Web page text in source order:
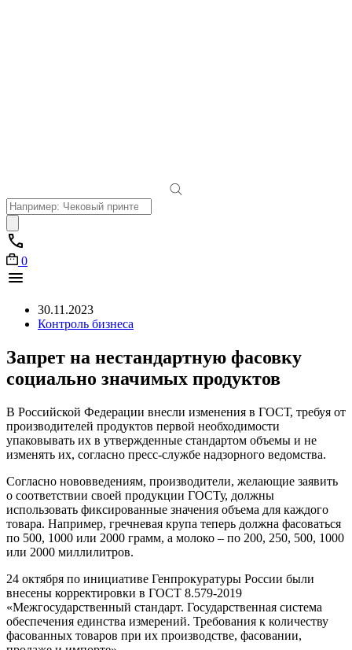
Поиск
товаров
0
30.11.2023
Контроль бизнеса
Запрет на нестандартную фасовку
социально значимых продуктов
В Российской Федерации внесли изменения в ГОСТ, требуя от
производителей продуктов первой необходимости
упаковывать их в утвержденные стандартом объемы и не
изменять их, согласно пресс-службе надзорного ведомства.
Согласно нововведениям, производители, желающие заявить
о соответствии своей продукции ГОСТу, должны
использовать фиксированные значения объема для каждого
товара. Например, гречневая крупа теперь должна фасоваться
по 500, 1000 или 2000 грамм, а молоко – по 200, 250, 500, 1000
или 2000 миллилитров.
24 октября по инициативе Генпрокуратуры России были
внесены корректировки в ГОСТ 8.579-2019
«Межгосударственный стандарт. Государственная система
обеспечения единства измерений. Требования к количеству
фасованных товаров при их производстве, фасовании,